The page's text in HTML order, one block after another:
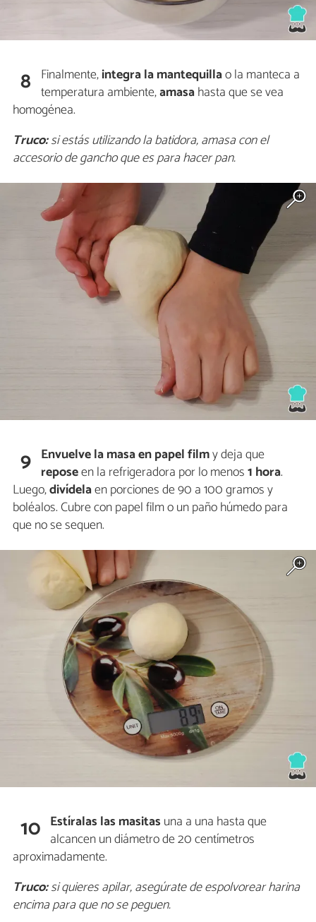
8 Finalmente,integra la mantequillao la manteca a
temperatura ambiente,amasahasta que se vea
homogénea.
Truco:si estás utilizando la batidora, amasa con el
accesorio de gancho que es para hacer pan.
9 Envuelvela masa enpapel filmy deja que
reposeen la refrigeradora por lo menos1 hora.
Luego,divídelaen porciones de 90 a 100 gramos y
boléalos. Cubre con papel film o un paño húmedo para
que no se sequen.
10 Estíralas las masitas una a una hasta que
alcancen un diámetro de 20 centímetros
aproximadamente.
Truco:si quieres apilar, asegúrate de espolvorear harina
encima para que no se peguen.